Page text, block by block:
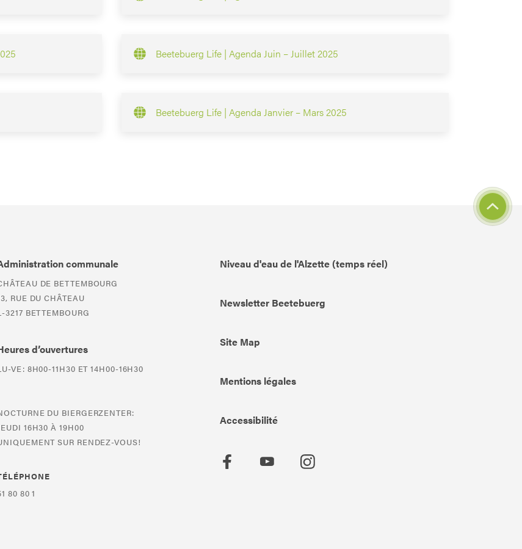
Beetebuerg Life | Agenda Juin – Juillet 2025
Beetebuerg Life | Agenda Janvier – Mars 2025
communale
DE BETTEMBOURG
RUE DU CHÂTEAU
3217 BETTEMBOURG
d’ouvertures
VE: 8H00-11H30 ET 14H00-16H30
DU BIERGERZENTER:
16H30 À 19H00
SUR RENDEZ-VOUS!
80 80 1
Niveau d'eau de l'Alzette (temps réel)
Newsletter Beetebuerg
Site Map
Mentions légales
Accessibilité